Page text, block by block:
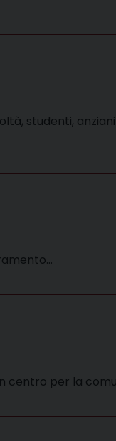
studenti,
centro per la